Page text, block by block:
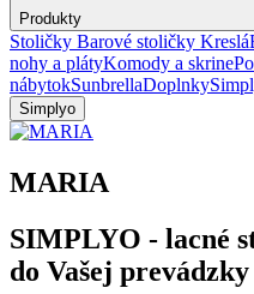
Produkty
Stoličky Barové stoličky Kreslá
nohy a plátyKomody a skrine
nábytokSunbrellaDoplnky
Simplyo
MARIA
SIMPLYO - lacné
do Vašej